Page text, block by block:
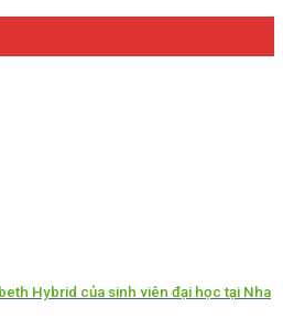
Hybrid của sinh viên đại học tại Nha